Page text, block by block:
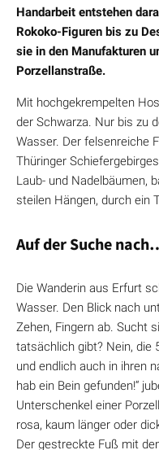
Handarbeit entstehen
Rokoko-Figuren bis zu
sie in den Manufakturen
Porzellanstraße.
Mit hochgekrempelten
der Schwarza. Nur bis zu
Wasser. Der felsenreiche
Thüringer
Laub- und Nadelbäumen,
steilen Hängen, durch ein
Auf der Suche
Die Wanderin aus Erfurt
Wasser. Den Blick nach
Zehen, Fingern ab. Sucht
tatsächlich gibt? Nein, die
und endlich auch in ihren
hab ein Bein gefunden!“
Unterschenkel einer
rosa, kaum länger oder
Der gestreckte Fuß mit